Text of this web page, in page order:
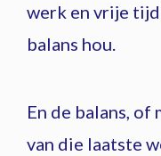
werk en vrije
balans hou.
En de balans, of
van die laatste